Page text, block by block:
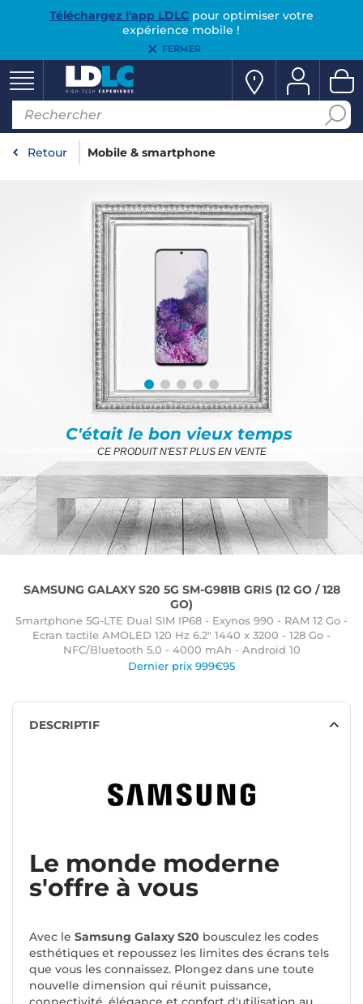
Téléchargez l'app LDLCpour optimiser votre
expérience mobile !
FERMER
Retour Mobile & smartphone
C'était le bon vieux temps
CE PRODUIT N'EST PLUS EN VENTE
SAMSUNG GALAXY S20 5G SM-G981B GRIS (12 GO / 128
GO)
Smartphone 5G-LTE Dual SIM IP68 - Exynos 990 - RAM 12 Go -
Ecran tactile AMOLED 120 Hz 6.2" 1440 x 3200 - 128 Go -
NFC/Bluetooth 5.0 - 4000 mAh - Android 10
Dernier prix 999€95
DESCRIPTIF
Le monde moderne
s'offre à vous
Avec le Samsung Galaxy S20 bousculez les codes
esthétiques et repoussez les limites des écrans tels
que vous les connaissez. Plongez dans une toute
nouvelle dimension qui réunit puissance,